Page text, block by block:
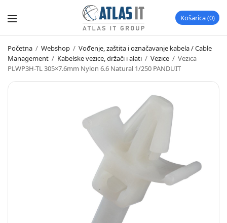
Košarica 0
Početna / Webshop / Vođenje, zaštita i označavanje kabela / Cable
Management / Kabelske vezice, držači i alati / Vezice / Vezica
PLWP3H-TL 305×7.6mm Nylon 6.6 Natural 1/250 PANDUIT